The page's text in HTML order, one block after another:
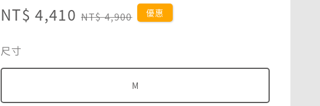
Sale
NT$ 4,410 Regular
NT$ 4,900 優惠
尺寸
M